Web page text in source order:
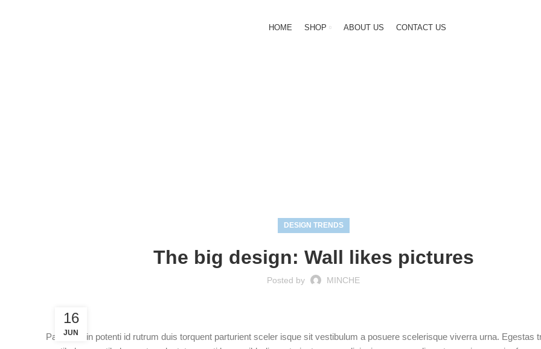
HOME SHOP ABOUT US CONTACT US
DESIGN TRENDS
The big design: Wall likes pictures
Posted by MINCHE
16
JUN
Parturient in potenti id rutrum duis torquent parturient sceler isque sit vestibulum a posuere scelerisque viverra urna. Egestas